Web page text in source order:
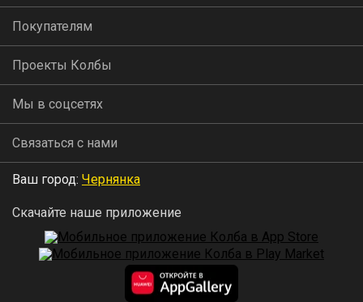
Покупателям
Проекты Колбы
Мы в соцсетях
Связаться с нами
Ваш город: Чернянка
Скачайте наше приложение